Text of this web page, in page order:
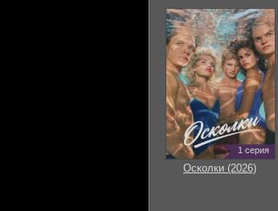
1 серия
Осколки (2026)